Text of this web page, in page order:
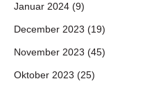
Januar 2024 (9)
December 2023 (19)
November 2023 (45)
Oktober 2023 (25)